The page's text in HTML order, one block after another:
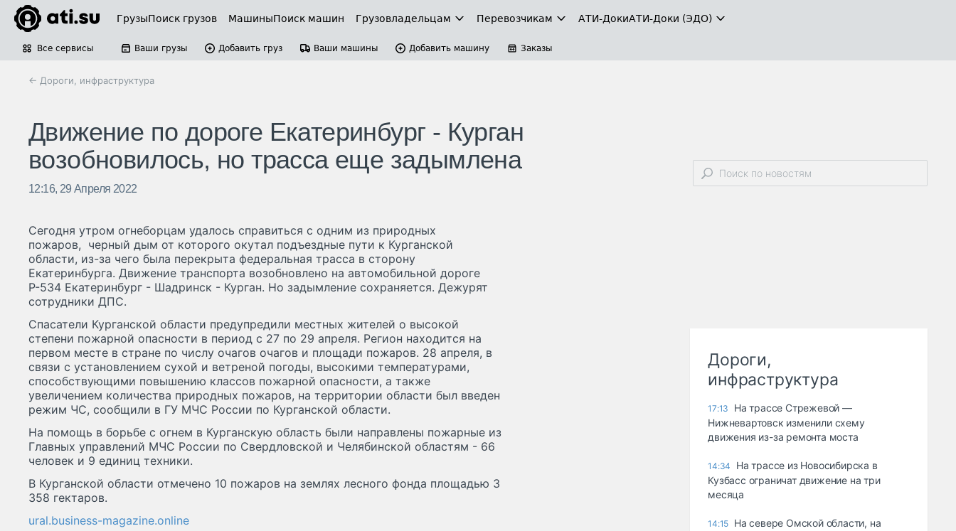
ГрузыПоиск грузов МашиныПоиск машин Грузовладельцам Перевозчикам АТИ-ДокиАТИ-Доки (ЭДО)
Все сервисы Ваши грузы Добавить груз Ваши машины Добавить машину Заказы
← Дороги, инфраструктура
Движение по дороге Екатеринбург - Курган
возобновилось, но трасса еще задымлена
12:16, 29 Апреля 2022
Сегодня утром огнеборцам удалось справиться с одним из природных
пожаров, черный дым от которого окутал подъездные пути к Курганской
области, из-за чего была перекрыта федеральная трасса в сторону
Екатеринбурга. Движение транспорта возобновлено на автомобильной дороге
Р-534 Екатеринбург - Шадринск - Курган. Но задымление сохраняется. Дежурят
сотрудники ДПС.
Спасатели Курганской области предупредили местных жителей о высокой
степени пожарной опасности в период с 27 по 29 апреля. Регион находится на
первом месте в стране по числу очагов очагов и площади пожаров. 28 апреля, в
связи с установлением сухой и ветреной погоды, высокими температурами,
способствующими повышению классов пожарной опасности, а также
увеличением количества природных пожаров, на территории области был введен
режим ЧС, сообщили в ГУ МЧС России по Курганской области.
На помощь в борьбе с огнем в Курганскую область были направлены пожарные из
Главных управлений МЧС России по Свердловской и Челябинской областям - 66
человек и 9 единиц техники.
В Курганской области отмечено 10 пожаров на землях лесного фонда площадью 3
358 гектаров.
ural.business-magazine.online
Дороги,
инфраструктура
17:13
На трассе Стрежевой —
Нижневартовск изменили схему
движения из-за ремонта моста
14:34
На трассе из Новосибирска в
Кузбасс ограничат движение на три
месяца
14:15 На севере Омской области, на